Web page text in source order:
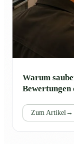
Warum
Bewertungen
Zum Artikel→